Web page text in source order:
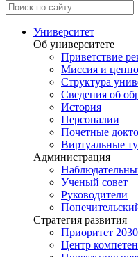
Университет
Об университете
Приветствие
Миссия и
Структура
Сведения об
История
Персоналии
Почетные
Виртуальные
Администрация
Ученый совет
Руководители
Стратегия развития
Приоритет 2030
Центр